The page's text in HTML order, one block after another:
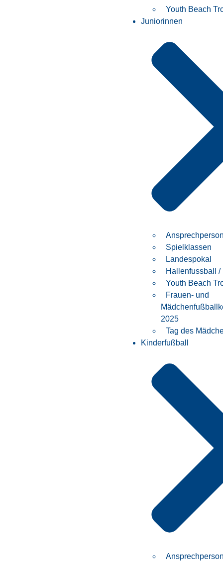
Youth Beach
Juniorinnen
Spielklassen
Landespokal
Hallenfussball /
Youth Beach
Frauen- und
2025
Tag des
Kinderfußball